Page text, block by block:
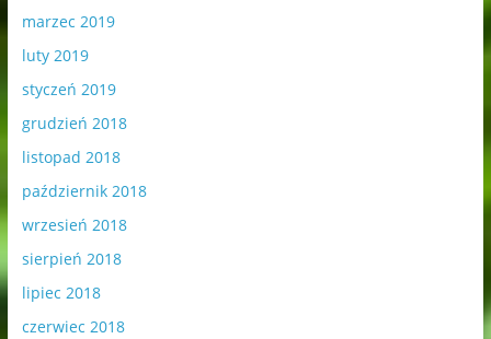
marzec 2019
luty 2019
styczeń 2019
grudzień 2018
listopad 2018
październik 2018
wrzesień 2018
sierpień 2018
lipiec 2018
czerwiec 2018